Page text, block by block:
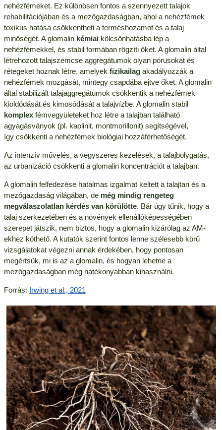
nehézfémeket. Ez különösen fontos a szennyezett talajok
rehabilitációjában és a mezőgazdaságban, ahol a nehézfémek
toxikus hatása csökkentheti a terméshozamot és a talaj
minőségét. A glomalinkémiaikölcsönhatásba lép a
nehézfémekkel, és stabil formában rögzíti őket. A glomalin által
létrehozott talajszemcse aggregátumok olyan pórusokat és
rétegeket hoznak létre, amelyek fizikailagakadályozzák a
nehézfémek mozgását, mintegy csapdába ejtve őket. A glomalin
által stabilizált talajaggregátumok csökkentik a nehézfémek
kioldódását és kimosódását a talajvízbe. A glomalin stabil
komplexfémvegyületeket hoz létre a talajban található
agyagásványok (pl. kaolinit, montmorillonit) segítségével,
így csökkenti a nehézfémek biológiai hozzáférhetőségét.
Az intenzív művelés, a vegyszeres kezelések, a talajbolygatás,
az urbanizáció csökkenti a glomalin koncentrációt a talajban.
A glomalin felfedezése hatalmas izgalmat keltett a talajtan és a
mezőgazdaság világában, de még mindig rengeteg
megválaszolatlan kérdés van körülötte. Bár úgy tűnik, hogy a
talaj szerkezetében és a növények ellenállóképességében
szerepet játszik, nem biztos, hogy a glomalin kizárólag az AM-
ekhez köthető. A kutatók szerint fontos lenne szélesebb körű
vizsgálatokat végezni annak érdekében, hogy pontosan
megértsük, mi is az a glomalin, és hogyan lehetne a
mezőgazdaságban még hatékonyabban kihasználni.
Forrás: Irwing et al., 2021